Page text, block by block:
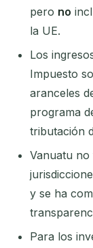
pero no
la UE.
Los
Impuesto
aranceles
programa
tributación
Vanuatu no
y se ha
Para los